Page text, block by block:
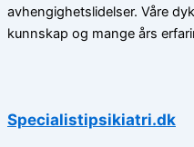
avhengighetslidelser. Våre
kunnskap og mange års
Specialistipsikiatri.dk